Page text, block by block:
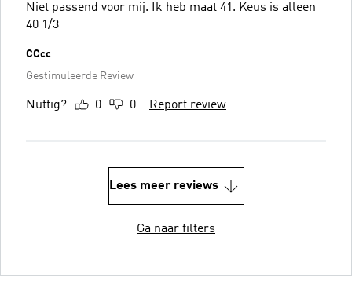
Niet passend voor mij. Ik heb maat 41. Keus is alleen
40 1/3
CCcc
Gestimuleerde Review
Nuttig? 0 0 Report review
Lees meer reviews
Ga naar filters